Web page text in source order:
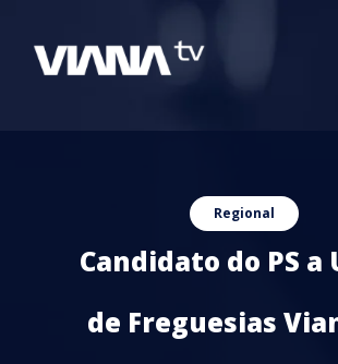
Regional
Candidato do PS a
de Freguesias